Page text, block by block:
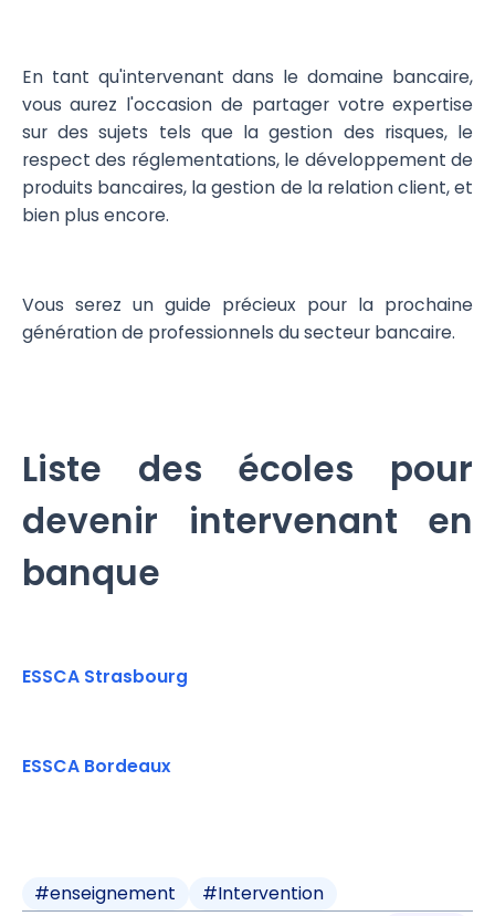
En tant qu'intervenant dans le domaine bancaire,
vous aurez l'occasion de partager votre expertise
sur des sujets tels que la gestion des risques, le
respect des réglementations, le développement de
produits bancaires, la gestion de la relation client, et
bien plus encore.
Vous serez un guide précieux pour la prochaine
génération de professionnels du secteur bancaire.
Liste des écoles pour
devenir intervenant en
banque
ESSCA Strasbourg
ESSCA Bordeaux
#enseignement #Intervention